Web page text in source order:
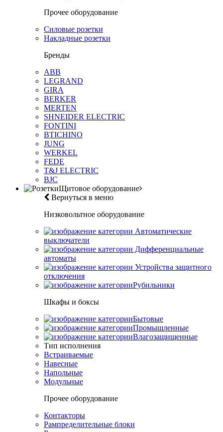
Прочее оборудование
Силовые розетки
Накладные розетки
Бренды
ABB
LEGRAND
GIRA
BERKER
MERTEN
SHNEIDER ELECTRIC
FONTINI
BTICHINO
JUNG
WERKEL
FEDE
T&J ELECTRIC
BJC
Щитовое оборудование
Вернуться в меню
Низковольтное оборудование
Автоматические
выключатели
Дифференциальные
автоматы
Устройства защитного
отключения
Рубильники
Шкафы и боксы
Бытовые
Промышленные
Влагозащищенные
Тип исполнения
Встраиваемые
Навесные
Напольные
Модульные
Прочее оборудование
Контакторы
Рампределительные блоки